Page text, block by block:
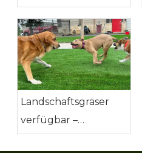
Landschaftsgräser
verfügbar –
haustierfreundlich